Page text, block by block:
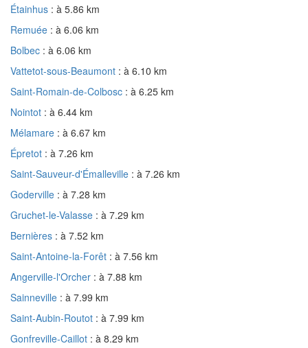
Étainhus : à 5.86 km
Remuée : à 6.06 km
Bolbec : à 6.06 km
Vattetot-sous-Beaumont : à 6.10 km
Saint-Romain-de-Colbosc : à 6.25 km
Nointot : à 6.44 km
Mélamare : à 6.67 km
Épretot : à 7.26 km
Saint-Sauveur-d'Émalleville : à 7.26 km
Goderville : à 7.28 km
Gruchet-le-Valasse : à 7.29 km
Bernières : à 7.52 km
Saint-Antoine-la-Forêt : à 7.56 km
Angerville-l'Orcher : à 7.88 km
Sainneville : à 7.99 km
Saint-Aubin-Routot : à 7.99 km
Gonfreville-Caillot : à 8.29 km